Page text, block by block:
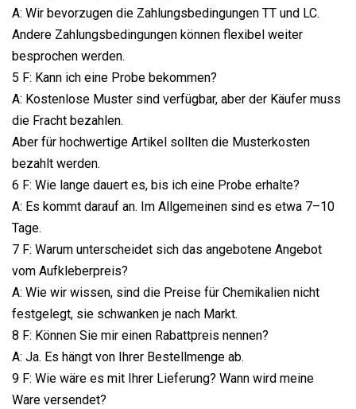
A: Wir bevorzugen die Zahlungsbedingungen TT und LC.
Andere Zahlungsbedingungen können flexibel weiter
besprochen werden.
5 F: Kann ich eine Probe bekommen?
A: Kostenlose Muster sind verfügbar, aber der Käufer muss
die Fracht bezahlen.
Aber für hochwertige Artikel sollten die Musterkosten
bezahlt werden.
6 F: Wie lange dauert es, bis ich eine Probe erhalte?
A: Es kommt darauf an. Im Allgemeinen sind es etwa 7–10
Tage.
7 F: Warum unterscheidet sich das angebotene Angebot
vom Aufkleberpreis?
A: Wie wir wissen, sind die Preise für Chemikalien nicht
festgelegt, sie schwanken je nach Markt.
8 F: Können Sie mir einen Rabattpreis nennen?
A: Ja. Es hängt von Ihrer Bestellmenge ab.
9 F: Wie wäre es mit Ihrer Lieferung? Wann wird meine
Ware versendet?